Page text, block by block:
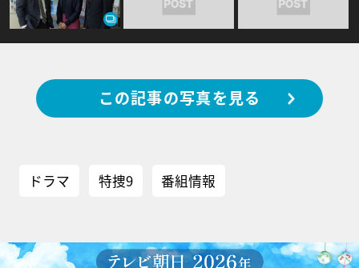
この記事の写真を見る
ドラマ 特捜9 番組情報